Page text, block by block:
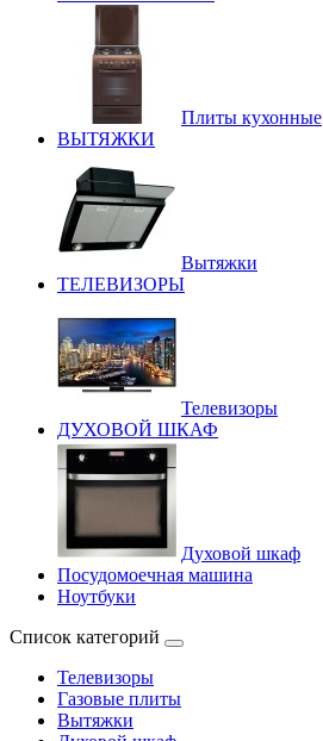
Плиты кухонные
ВЫТЯЖКИ
Вытяжки
ТЕЛЕВИЗОРЫ
Телевизоры
ДУХОВОЙ ШКАФ
Духовой шкаф
Посудомоечная машина
Ноутбуки
Список категорий
Телевизоры
Газовые плиты
Вытяжки